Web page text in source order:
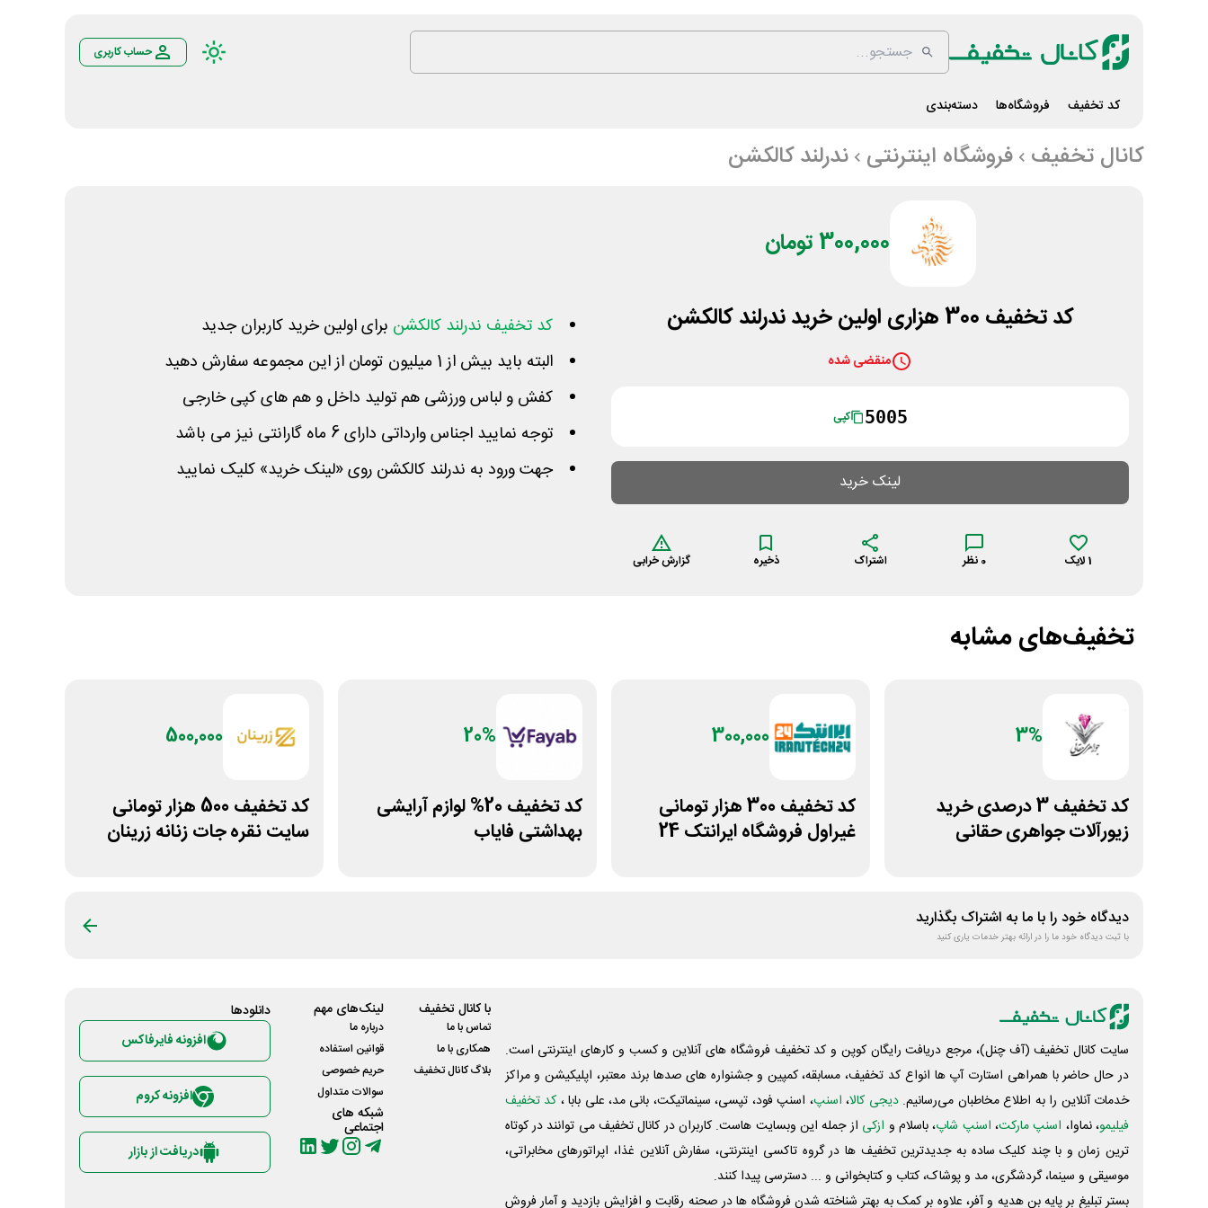
حساب کاربری
کد تخفیف فروشگاه‌ها دسته‌بندی
کانال تخفیف فروشگاه اینترنتی ندرلند کالکشن
300,000 تومان
کد تخفیف 300 هزاری اولین خرید ندرلند کالکشن
منقضی شده
5005 کپی
لینک خرید
1 لایک 0 نظر اشتراک ذخیره گزارش خرابی
کد تخفیف ندرلند کالکشن برای اولین خرید کاربران جدید
البته باید بیش از 1 میلیون تومان از این مجموعه سفارش دهید
کفش و لباس ورزشی هم تولید داخل و هم های کپی خارجی
توجه نمایید اجناس وارداتی دارای 6 ماه گارانتی نیز می باشد
جهت ورود به ندرلند کالکشن روی «لینک خرید» کلیک نمایید
تخفیف‌های مشابه
3%
کد تخفیف 3 درصدی خرید
زیورآلات جواهری حقانی
300,000
کد تخفیف 300 هزار تومانی
غیراول فروشگاه ایرانتک 24
20%
کد تخفیف 20% لوازم آرایشی
بهداشتی فایاب
500,000
کد تخفیف 500 هزار تومانی
سایت نقره جات زنانه زرینان
دیدگاه خود را با ما به اشتراک بگذارید
با ثبت دیدگاه خود ما را در ارائه بهتر خدمات یاری کنید
سایت کانال تخفیف (آف چنل)، مرجع دریافت رایگان کوپن و کد تخفیف فروشگاه های آنلاین و کسب و‌ کارهای اینترنتی است.
در حال حاضر با همراهی استارت آپ ها انواع کد تخفیف، مسابقه، کمپین و جشنواره های صدها برند معتبر، اپلیکیشن و مراکز
خدمات آنلاین را به اطلاع مخاطبان می‌رسانیم. دیجی کالا، اسنپ، اسنپ فود، تپسی، سینماتیکت، بانی مد، علی‌ بابا ، کد تخفیف
فیلیمو، نماوا، اسنپ مارکت، اسنپ شاپ، باسلام و ازکی از جمله این وبسایت ‌هاست. کاربران در کانال تخفیف می توانند در کوتاه
ترین زمان و با چند کلیک ساده به جدیدترین تخفیف ها در گروه تاکسی اینترنتی، سفارش آنلاین غذا، اپراتورهای مخابراتی،
موسیقی و سینما، گردشگری، مد و پوشاک، کتاب و کتابخوانی و ... دسترسی پیدا کنند.
بستر تبلیغ بر پایه بن هدیه و آفر، علاوه بر کمک به بهتر شناخته شدن فروشگاه ها در صحنه رقابت و افزایش بازدید و آمار فروش
با کانال تخفیف
تماس با ما
همکاری با ما
بلاگ کانال تخفیف
لینک‌های مهم
درباره ما
قوانین استفاده
حریم خصوصی
سوالات متداول
شبکه های
اجتماعی
دانلود‌ها
افزونه فایرفاکس
افزونه کروم
دریافت از بازار